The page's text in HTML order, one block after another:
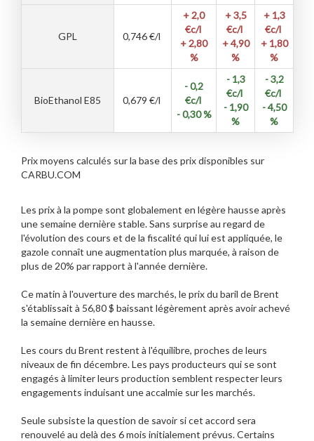
GPL 0,746€/l
+ 2,0
€c/l
+ 2,80
%
+ 3,5
€c/l
+ 4,90
%
+ 1,3
€c/l
+ 1,80
%
BioEthanol E85 0,679 €/l
- 0,2
€c/l
- 0,30 %
- 1,3
€c/l
- 1,90
%
- 3,2
€c/l
- 4,50
%
Prix moyens calculés sur la base des prix disponibles sur
CARBU.COM
Les prix à la pompe sont globalement en légère hausse après
une semaine dernière stable. Sans surprise au regard de
l'évolution des cours et de la fiscalité qui lui est appliquée, le
gazole connaît une augmentation plus marquée, à raison de
plus de 20% par rapport à l'année dernière.
Ce matin à l'ouverture des marchés, le prix du baril de Brent
s'établissait à 56,80 $ baissant légèrement après avoir achevé
la semaine dernière en hausse.
Les cours du Brent restent à l'équilibre, proches de leurs
niveaux de fin décembre. Les pays producteurs qui se sont
engagés à limiter leurs production semblent respecter leurs
engagements induisant une accalmie sur les marchés.
Seule subsiste la question de savoir si cet accord sera
renouvelé au delà des 6 mois initialement prévus. Certains